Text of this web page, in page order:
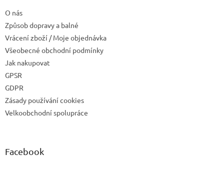
O nás
Způsob dopravy a balné
Vrácení zboží / Moje objednávka
Všeobecné obchodní podmínky
Jak nakupovat
GPSR
GDPR
Zásady používání cookies
Velkoobchodní spolupráce
Facebook